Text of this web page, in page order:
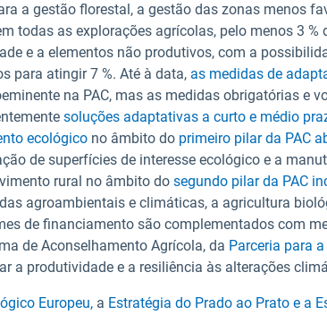
a gestão florestal, a gestão das zonas menos
todas as explorações agrícolas, pelo menos 3 %
e a elementos não produtivos, com a
para atingir 7 %. Até à data, as medidas de
na PAC, mas as medidas obrigatórias e
soluções adaptativas a curto e médio
ecológico no âmbito do primeiro pilar da PAC
de superfícies de interesse ecológico e a
rural no âmbito do segundo pilar da PAC
agroambientais e climáticas, a agricultura
de financiamento são complementados com
de Aconselhamento Agrícola, da Parceria para
a produtividade e a resiliência às alterações
Europeu, a Estratégia do Prado ao Prato e a